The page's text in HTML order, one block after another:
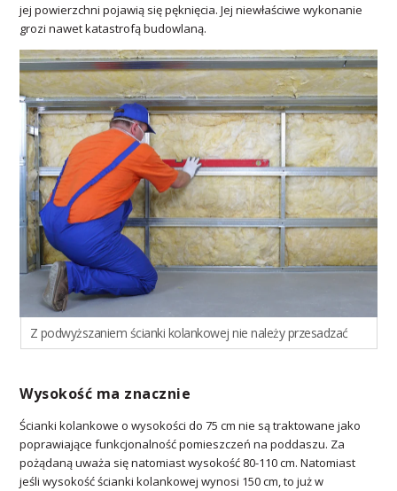
jej powierzchni pojawią się pęknięcia. Jej niewłaściwe wykonanie
grozi nawet katastrofą budowlaną.
Z podwyższaniem ścianki kolankowej nie należy przesadzać
Wysokość ma znacznie
Ścianki kolankowe o wysokości do 75 cm nie są traktowane jako
poprawiające funkcjonalność pomieszczeń na poddaszu. Za
pożądaną uważa się natomiast wysokość 80-110 cm. Natomiast
jeśli wysokość ścianki kolankowej wynosi 150 cm, to już w